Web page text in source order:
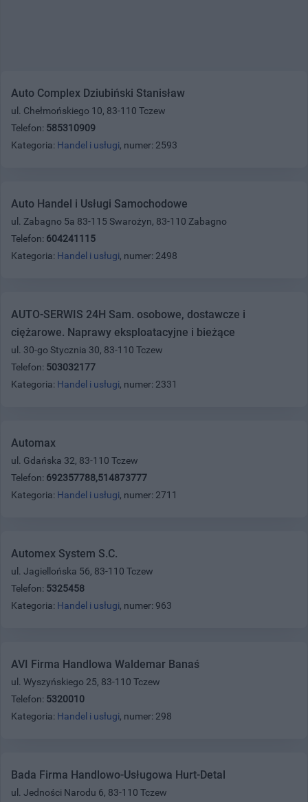
Auto Complex Dziubiński Stanisław
ul. Chełmońskiego 10, 83-110 Tczew
Telefon: 585310909
Kategoria: Handel i usługi, numer: 2593
Auto Handel i Usługi Samochodowe
ul. Zabagno 5a 83-115 Swarożyn, 83-110 Zabagno
Telefon: 604241115
Kategoria: Handel i usługi, numer: 2498
AUTO-SERWIS 24H Sam. osobowe, dostawcze i
ciężarowe. Naprawy eksploatacyjne i bieżące
ul. 30-go Stycznia 30, 83-110 Tczew
Telefon: 503032177
Kategoria: Handel i usługi, numer: 2331
Automax
ul. Gdańska 32, 83-110 Tczew
Telefon: 692357788,514873777
Kategoria: Handel i usługi, numer: 2711
Automex System S.C.
ul. Jagiellońska 56, 83-110 Tczew
Telefon: 5325458
Kategoria: Handel i usługi, numer: 963
AVI Firma Handlowa Waldemar Banaś
ul. Wyszyńskiego 25, 83-110 Tczew
Telefon: 5320010
Kategoria: Handel i usługi, numer: 298
Bada Firma Handlowo-Usługowa Hurt-Detal
ul. Jedności Narodu 6, 83-110 Tczew